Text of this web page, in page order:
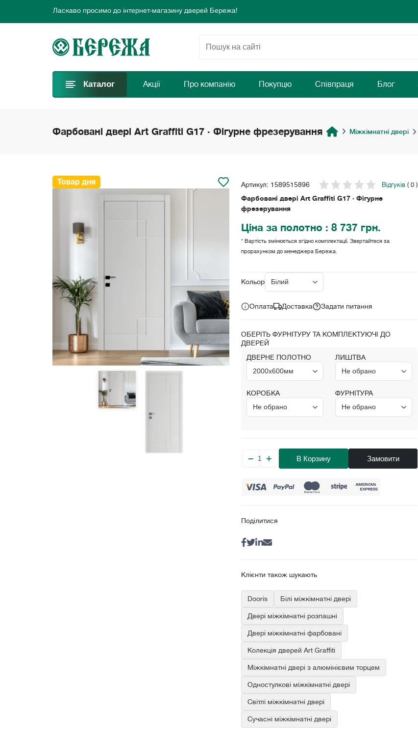
Ласкаво просимо до інтернет-магазину дверей Бережа!
Ми пропонуємо нові вигідні пропозиції щодня для комфорту та затишку Вашого дому!
Ласкаво просимо до інтернет-магазину дверей Бережа!
Ми пропонуємо нові вигідні пропозиції щодня для комфорту та затишку Вашого дому!
Каталог Акції Про компанію Покупцю Співпраця Блог
Фарбовані двері Art Graffiti G17 · Фігурне фрезерування Міжкімнатні двері
Товар дня Артикул: 1589515896 Відгуків ( 0 )
Фарбовані двері Art Graffiti G17 · Фігурне
фрезерування
Ціна за полотно : 8 737 грн.
* Вартість змінюється згідно комплектації. Звертайтеся за
прорахунком до менеджера Бережа.
Кольори:
Оплата Доставка Задати питання
ОБЕРІТЬ ФУРНІТУРУ ТА КОМПЛЕКТУЮЧІ ДО
ДВЕРЕЙ
ДВЕРНЕ ПОЛОТНО
КОРОБКА
ЛИШТВА
ФУРНІТУРА
В Корзину Замовити
Поділитися
Клієнти також шукають
Dooris Білі міжкімнатні двері
Двері міжкімнатні розпашні
Двері міжкімнатні фарбовані
Колекція дверей Art Graffiti
Міжкімнатні двері з алюмінієвим торцем
Одностулкові міжкімнатні двері
Світлі міжкімнатні двері
Сучасні міжкімнатні двері